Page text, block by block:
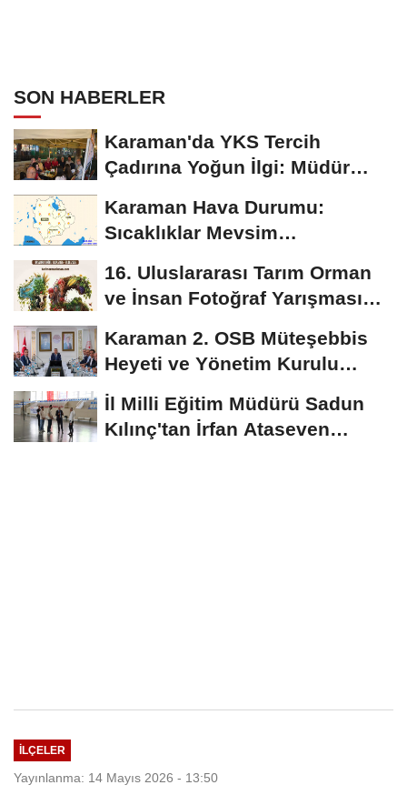
SON HABERLER
Karaman'da YKS Tercih
Çadırına Yoğun İlgi: Müdür
Karaman Hava Durumu:
Sıcaklıklar Mevsim
Seyredecek
16. Uluslararası Tarım Orman
ve İnsan Fotoğraf Yarışması
Karaman 2. OSB Müteşebbis
Heyeti ve Yönetim Kurulu
Toplantısı Gerçekleştirildi
İl Milli Eğitim Müdürü Sadun
Kılınç'tan İrfan Ataseven
İLÇELER
Yayınlanma: 14 Mayıs 2026 - 13:50